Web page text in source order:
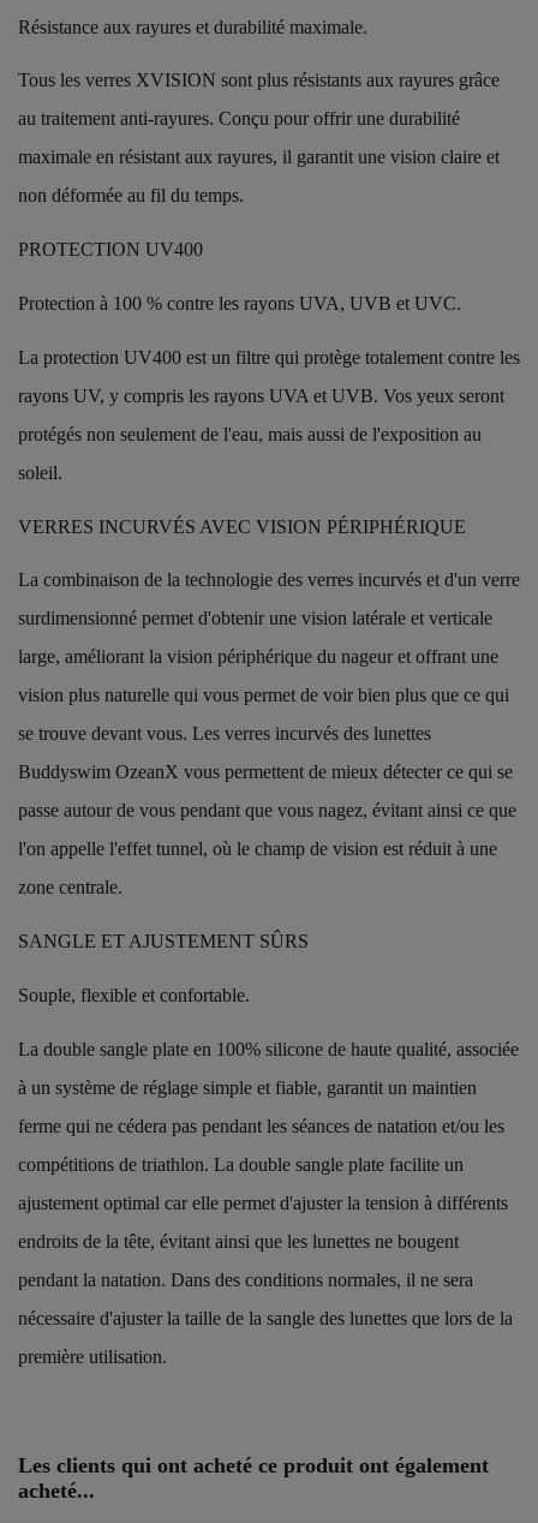
Résistance aux rayures et durabilité maximale.
Tous les verres XVISION sont plus résistants aux rayures grâce
au traitement anti-rayures. Conçu pour offrir une durabilité
maximale en résistant aux rayures, il garantit une vision claire et
non déformée au fil du temps.
PROTECTION UV400
Protection à 100 % contre les rayons UVA, UVB et UVC.
La protection UV400 est un filtre qui protège totalement contre les
rayons UV, y compris les rayons UVA et UVB. Vos yeux seront
protégés non seulement de l'eau, mais aussi de l'exposition au
soleil.
VERRES INCURVÉS AVEC VISION PÉRIPHÉRIQUE
La combinaison de la technologie des verres incurvés et d'un verre
surdimensionné permet d'obtenir une vision latérale et verticale
large, améliorant la vision périphérique du nageur et offrant une
vision plus naturelle qui vous permet de voir bien plus que ce qui
se trouve devant vous. Les verres incurvés des lunettes
Buddyswim OzeanX vous permettent de mieux détecter ce qui se
passe autour de vous pendant que vous nagez, évitant ainsi ce que
l'on appelle l'effet tunnel, où le champ de vision est réduit à une
zone centrale.
SANGLE ET AJUSTEMENT SÛRS
Souple, flexible et confortable.
La double sangle plate en 100% silicone de haute qualité, associée
à un système de réglage simple et fiable, garantit un maintien
ferme qui ne cédera pas pendant les séances de natation et/ou les
compétitions de triathlon. La double sangle plate facilite un
ajustement optimal car elle permet d'ajuster la tension à différents
endroits de la tête, évitant ainsi que les lunettes ne bougent
pendant la natation. Dans des conditions normales, il ne sera
nécessaire d'ajuster la taille de la sangle des lunettes que lors de la
première utilisation.
Les clients qui ont acheté ce produit ont également
acheté...